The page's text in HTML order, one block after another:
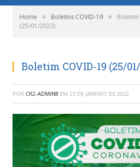
Home » Boletins COVID-19 »
Boletim
(25/01/2022)
Boletim COVID-19 (25/
POR CR2-ADMIN8 EM 25 DE JANEIRO DE 2022